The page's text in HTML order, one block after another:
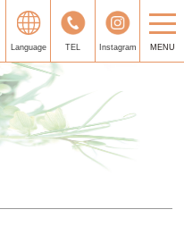
Language TEL Instagram MENU